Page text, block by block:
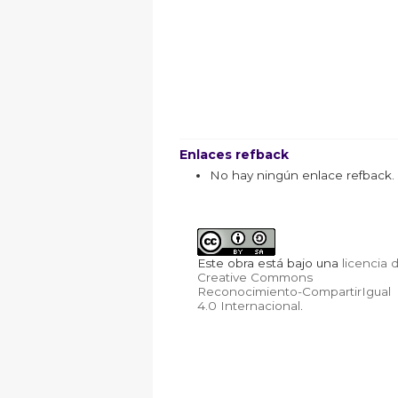
Enlaces refback
No hay ningún enlace refback.
Este obra está bajo una licencia
Creative Commons
Reconocimiento-CompartirIgual
4.0 Internacional